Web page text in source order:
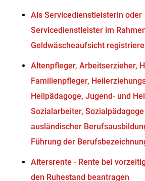
Als Servicedienstleisterin oder
Servicedienstleister im
Geldwäscheaufsicht
Altenpfleger, Arbeitserzieher,
Familienpfleger,
Heilpädagoge, Jugend- und
Sozialarbeiter,
ausländischer
Führung der
Altersrente - Rente bei
den Ruhestand beantragen